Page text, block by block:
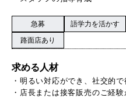
急募 語学力を活かす
路面店あり
求める人材
・明るい対応ができ、社交的
・店長または接客販売のご経